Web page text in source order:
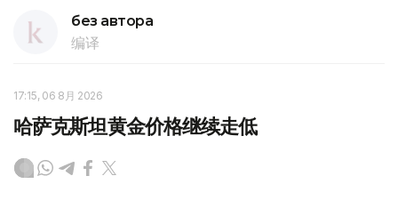
без автора
编译
17:15, 06 8月 2026
哈萨克斯坦黄金价格继续走低